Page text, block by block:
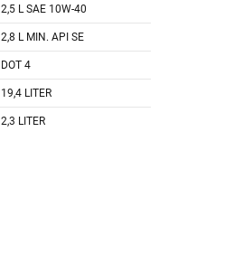
2,5 L SAE 10W-40
2,8 L MIN. API SE
DOT 4
19,4 LITER
2,3 LITER